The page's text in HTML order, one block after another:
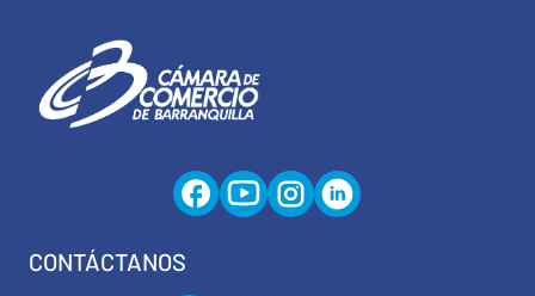
CONTÁCTANOS